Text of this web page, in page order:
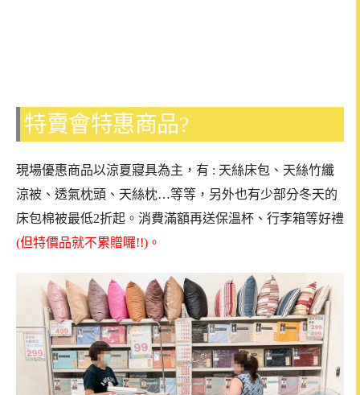
特賣會特惠商品?
現場優惠商品以涼夏寢具為主，有 : 天絲床包、天絲竹纖
涼被、透氣枕頭、天絲枕…等等，另外也有少部分冬天的
床包棉被最低2折起。消費滿額再送保溫杯、行李箱等好禮
(但特價品就不累贈囉!!)。